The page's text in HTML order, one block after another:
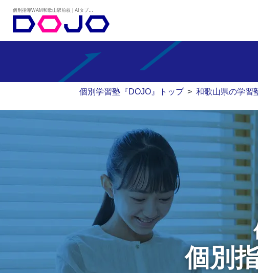
個別学習塾『DOJO』トップ > 和歌山県の学習
個別